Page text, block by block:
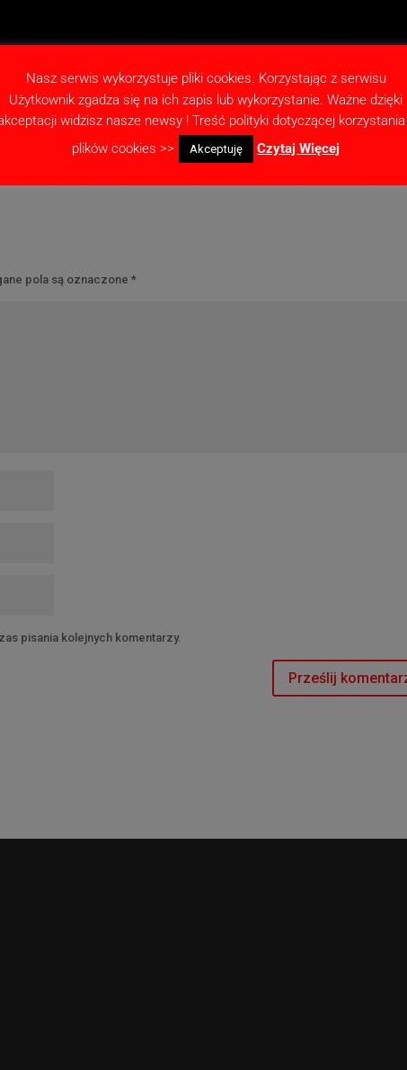
pola są oznaczone*
pisania kolejnych komentarzy.
Nasz serwis wykorzystuje pliki cookies. Korzystając z serwisu
Użytkownik zgadza się na ich zapis lub wykorzystanie. Ważne dzięki
widzisz nasze newsy ! Treść polityki dotyczącej
plików cookies >>
Akceptuję Czytaj Więcej